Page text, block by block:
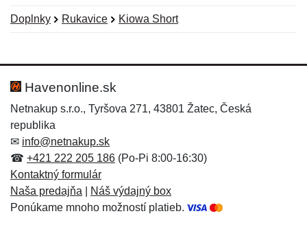
Doplnky Rukavice Kiowa Short
Hodnotenie:
Meno:*
E-mail:
Meno:
E-mail:*
Správa*
Havenonline.sk
Netnakup s.r.o., Tyršova 271, 43801 Žatec, Česká
republika
✉ info@netnakup.sk
☎ +421 222 205 186 (Po-Pi 8:00-16:30)
Kontaktný formulár
Naša predajňa
Náš výdajný box
Ponúkame mnoho možností platieb.